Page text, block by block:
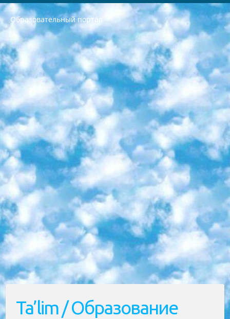
Образовательный портал
РЕСПУБЛИКА УЗБЕКИСТАН МИНИСТРЕРСТВО ДОШКОЛЬНОГО И ШКОЛЬНОГО ОБРАЗОВАНИЯ КОМАНДА в общеобразовательных учреждениях в 2023-2024 учебном году организация и проведение итоговой государственной аттестации обучающихся о Министра дошкольного и школьного образования Республики Узбекистан от 4 марта 2008 года (постановлением Минюста от 20 марта 2008 года № 1778 государственной регистрации) «Итоговое состояние учащихся общего среднего образования на основании положения об утверждении положения об аттестации общего среднего образования выпускной экзамен студентов в образовательных учреждениях в 2023-2024 учебном году В целях организации и прохождения аттестации приказываю: 1. Следующее: перечень предметов, по которым будет проводиться итоговая государственная аттестация и экзамен формы перевода согласно приложению 1; сертификаты международного образца, оценивающие уровень владения иностранными языками перечень согласно приложению 2; 2. Педагогический при специализированных образовательных учреждениях. научно-практический центр квалификации и международной оценки (Д.Давидова) 2024 г. До 25 марта: задания по предметам, по которым будет проводиться итоговая аттестация разработка и утверждение технических условий; итоговая аттестация на основании разработанного предметного задания разработка вопросов по предметам (устно и письменно), экзамен передача; общеобразовательные средние школы и специальные учебные заведения учащиеся выпускных классов школ и интернатов в агентской системе подготовка базы данных экзаменационных материалов и критериев оценки; перевод базы экзаменационных материалов на все языки обучения подать в Республиканский образовательный центр для изготовления; варианты экзаменов на основе разработанных контрольных материалов пусть будут поставлены задачи формирования. 3. Республиканский образовательный центр (Ш.Худайкулов) до 5 апреля 2024 года. до: база данных предоставленных экзаменационных материалов на все языки обучения перевод и экспертиза; для слепых, слабовидящих, глухих, слабослышащих и умственно отсталых детей учащиеся выпускных классов специализированных школ и школ-интернатов база данных экзаменационных материалов на всех преподаваемых языках подготовка критериев оценки; специализированные школы для умственно отсталых детей и технологии для учащихся выпускных классов школ-интернатов разработка соответствующих рекомендаций и критериев проведения ЕГЭ по естествознанию давать задания. 4. Педагогический при специализированных образовательных учреждениях. Научно-практический центр навыков и международной оценки (Д.Давидова), Республика образовательный центр (Худайкулов Ш.) итоговый государственный аттестационный экзамен ориентирован на творческое и логическое мышление при подготовке базы материалов учитывать введение заданий. 5. Следует отметить, что: сертификат государственного образца о знании общеобразовательного предмета и как минимум национальный уровень B1 по предметам на иностранных языках, указанным в Приложении 2. или международно признанный сертификат эквивалентного уровня студенты, изучающие определенный предмет, освобождаются от экзамена; по соответствующим предметам запланирована итоговая государственная аттестация за день до дня, путем жеребьевки Рабочей группой (в письменной форме по предметам, проводимым в форме) из числа сформированных вариантов выбрано 2 варианта; 2 выбранных варианта экзамена анонсированы на официальном сайте министерства и все выпускники по всей стране на основе этих вариантов проводит итоговую государственную аттестацию. 6. Государственное образование учащихся средних общеобразовательных учреждений. знания в соответствии с квалификационными требованиями, которые необходимо приобрести на основании стандартов итоговый (выпускной) контроль для 9 и 11 классов в целях тестирования Экзамены (далее – экзамены) состоят из предметов, перечисленных в приложении 1. будет сделано. 7. Экзамены пройдут с 26 мая по 15 июня 2024 г. (кроме науки физического воспитания). 8. Физическая для учащихся 9 классов общесредних образовательных учреждений. Экзамены по предмету «Образование, квалификация медицина» 1-6 мая 2024 года. сотрудники перевести под присмотр (с отклонениями в физическом или умственном развитии) специализированная школа для детей, школы-интернаты и со сколиозом школы-интернаты санаторного типа для больных детей исключены). 9. Он был слепым, слабовидящим и имел нарушения опорно-двигательного аппарата. экзамены в специализированных школах и интернатах для детей должны проводиться исходя из требований, предъявляемых к общеобразовательным учреждениям (физкультура кроме науки). 10. Специализированная школа для глухих и слабослышащих детей. и экзамены в интернатах и быть реализован в виде письменного теста по математике. 11. Специальность для умственно отсталых детей. Для 9 класса Родной язык и литературное письмо Государственный язык (язык обучения – узбекский). для неклассов) написано Математическое письмо Письменная/устная история Узбекистана Физическое воспитание практично Итоговый контроль Для 11 класса Написание родного языка и литературы (эссе) Математическое письмо Узбекский язык (обучение на узбекском языке) не посещающее общее среднее образование для учреждений)/Образовательное учреждение выбор письменный и устный Иностранный язык письменный/устный Письменная/устная история Узбекистана *По выбору студента:  Химия  Физика  Основы государственного права  География 10 бесплатных образовательных ресурсов - Мы составили подборку онлайн-проектов с интерактивными упражнениями, видеолекциями и статьями. Они помогут вам обрести новые и освежить старые знания бесплатно. 1. «ИНТУИТ» Старейшая образовательная площадка Рунета. Здесь вы найдёте сотни текстовых и видеокурсов на десятки различных тем — от программирования до психологии. Многие курсы подготовлены российскими университетами и крупными международными компаниями вроде Intel и Microsoft. Самостоятельное обучение бесплатное, но желающие могут оплатить услуги персональных наставников. 2. «Смартия» знакомит с актуальными профессиями и подсказывает, как им обучаться. Выбрав заинтересовавшую вас специальность — SMM-специалист, фотограф, веб-дизайнер или другую, — увидите список необходимых для неё умений. Чтобы вы могли освоить их самостоятельно, для каждого умения площадка отображает подборку ссылок на учебные материалы. Хотя «Смартия» ориентируется на русскоязычную аудиторию, часть контента всё же доступна только на английском. 3. «Лекторий Физтеха» Проект Московского физико-технического института (Физтеха). С его помощью вы можете смотреть онлайн серии лекций, записанные на видео в этом вузе. В числе доступных предметов — физика, биология, химия, информационные технологии и другие. К некоторым лекциям администрация ресурса прилагает готовые конспекты, которые можно скачивать в PDF-формате. 4. ITMOcourses Онлайн-площадка Санкт-Петербургского национального исследовательского университета информационных технологий, механики и оптики (ИТМО). Ресурс предоставляет свободный доступ к курсам, разработанным в этом вузе. Каталог материалов разбит на четыре категории: «Оптические системы и технологии», «Приборостроение и робототехника», «Информационные технологии» и «Биотехнологии». Курсы состоят из видеолекций, интерактивных демонстраций и заданий. 5. «КиберЛенинка» Электронная научная библиотека открытого доступа. Каталог площадки регулярно обрастает текстами статей из различных научных изданий. Сгруппированные по журналам и рубрикам публикации можно читать онлайн или скачивать целиком в PDF-формате. Проект нацелен на популяризацию науки за счёт открытого доступа к качественной информации. 6. «ПостНаука» На этом ресурсе публикуют подборки видеолекций, составленные экспертами из разных отраслей и объединённые общими темами. Среди них, к примеру, есть серии «Биоинформатика и геномика», «Культура средневековой Скандинавии» и Cinema Studies о теории кино. Каждая подборка лекций — логически связанная история, рассказанная экспертом от первого лица. Кроме того, на сайте появляются научно-образовательные статьи и тесты на разные темы. 7. «Newочём» Команда проекта «Newочём» отбирает самые интересные тексты из англоязычных СМИ и переводит те из них, за которые голосуют участники сообщества «ВКонтакте». По большей части это научно-популярные статьи. Редакторы придумывают лишь заголовки, в остальном содержание переводов соответствует оригиналам. Полные тексты можно читать прямо в социальной сети. 8. InternetUrok Онлайн-база материалов по основным дисциплинам школьной программы. Информация на сайте структурирована по классам, предметам и темам (урокам). Каждый урок состоит из видеолекций и конспектов. Есть также интерактивные тренажёры и тесты для закрепления пройденного материала. Даже если вы давно окончили школу, возможность повторить программу старших классов всегда может пригодиться. 9. Edutainme Ещё один ресурс об образовании. В отличие от Newtonew, как мне кажется, Edutainme больше ориентируется на представителей индустрии: педагогов, предпринимателей, разработчиков образовательных проектов. Но и любой, кто просто стремится к саморазвитию, найдёт на сайте много полезного и интересного для себя. Например, информацию о новых курсах и образовательных сервисах. 10. Newtonew Онлайн-медиа об образовании и обучении в широком смысле. Авторы Newtonew пишут об инструментах, заведениях, тактиках и стратегиях, которые помогают учить других и получать новые знания самостоятельно. На этой площадке вы найдёте новости, обзоры, аналитические мат
Ta’lim / Образование